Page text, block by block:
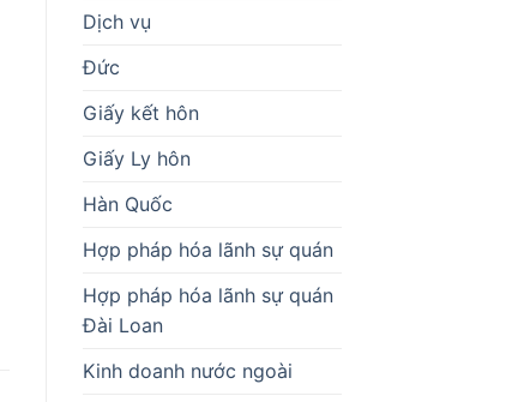
Dịch vụ
Đức
Giấy kết hôn
Giấy Ly hôn
Hàn Quốc
Hợp pháp hóa lãnh sự quán
Hợp pháp hóa lãnh sự quán
Đài Loan
Kinh doanh nước ngoài